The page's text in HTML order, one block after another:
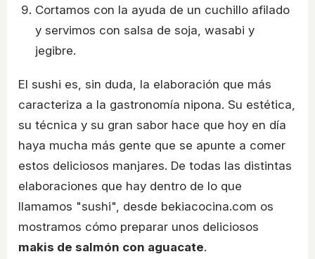
Cortamos con la ayuda de un cuchillo afilado
y servimos con salsa de soja, wasabi y
jegibre.
El sushi es, sin duda, la elaboración que más
caracteriza a la gastronomía nipona. Su estética,
su técnica y su gran sabor hace que hoy en día
haya mucha más gente que se apunte a comer
estos deliciosos manjares. De todas las distintas
elaboraciones que hay dentro de lo que
llamamos "sushi", desde bekiacocina.com os
mostramos cómo preparar unos deliciosos
makis de salmón con aguacate.